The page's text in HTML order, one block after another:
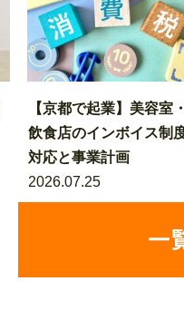
【京都で起業】美容室・
飲食店のインボイス制
対応と事業計画
2026.07.25